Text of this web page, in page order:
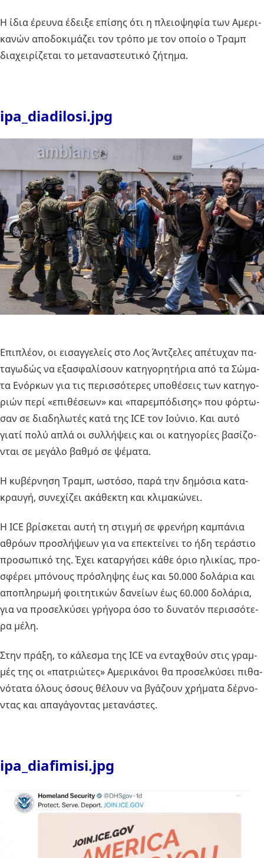
Η ίδια έρευ­να έδει­ξε επί­σης ότι η πλειο­ψη­φία των Αμε­ρι­
κα­νών απο­δο­κι­μά­ζει τον τρόπο με τον οποίο ο Τραμπ
δια­χει­ρί­ζε­ται το με­τα­να­στευ­τι­κό ζή­τη­μα.
ipa_diadilosi.jpg
Επι­πλέ­ον, οι ει­σαγ­γε­λείς στο Λος Άν­τζε­λες απέ­τυ­χαν πα­
τα­γω­δώς να εξα­σφα­λί­σουν κα­τη­γο­ρη­τή­ρια από τα Σώ­μα­
τα Ενόρ­κων για τις πε­ρισ­σό­τε­ρες υπο­θέ­σεις των κα­τη­γο­
ριών περί «επι­θέ­σε­ων» και «πα­ρε­μπό­δι­σης» που φόρ­τω­
σαν σε δια­δη­λω­τές κατά της ICE τον Ιού­νιο. Και αυτό
γιατί πολύ απλά οι συλ­λή­ψεις και οι κα­τη­γο­ρί­ες βα­σί­ζο­
νται σε με­γά­λο βαθμό σε ψέ­μα­τα.
Η κυ­βέρ­νη­ση Τραμπ, ωστό­σο, παρά την δη­μό­σια κα­τα­
κραυ­γή, συ­νε­χί­ζει ακά­θε­κτη και κλι­μα­κώ­νει.
Η ICE βρί­σκε­ται αυτή τη στιγ­μή σε φρε­νή­ρη κα­μπά­νια
αθρό­ων προ­σλή­ψε­ων για να επε­κτεί­νει το ήδη τε­ρά­στιο
προ­σω­πι­κό της. Έχει κα­ταρ­γή­σει κάθε όριο ηλι­κί­ας, προ­
σφέ­ρει μπό­νους πρό­σλη­ψης έως και 50.000 δο­λά­ρια και
απο­πλη­ρω­μή φοι­τη­τι­κών δα­νεί­ων έως 60.000 δο­λά­ρια,
για να προ­σελ­κύ­σει γρή­γο­ρα όσο το δυ­να­τόν πε­ρισ­σό­τε­
ρα μέλη.
Στην πράξη, το κά­λε­σμα της ICE να εντα­χθούν στις γραμ­
μές της οι «πα­τριώ­τες» Αμε­ρι­κά­νοι θα προ­σελ­κύ­σει πι­θα­
νό­τα­τα όλους όσους θέ­λουν να βγά­ζουν χρή­μα­τα δέρ­νο­
ντας και απα­γά­γο­ντας με­τα­νά­στες.
ipa_diafimisi.jpg